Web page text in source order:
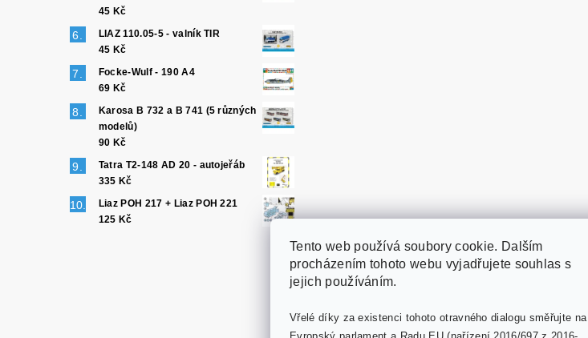
45 Kč
LIAZ 110.05-5 - valník TIR
45 Kč
Focke-Wulf - 190 A4
69 Kč
Karosa B 732 a B 741 (5 různých
modelů)
90 Kč
Tatra T2-148 AD 20 - autojeřáb
335 Kč
Liaz POH 217 + Liaz POH 221
125 Kč
PaperModel.cz
Tento web používá soubory cookie. Dalším
procházením tohoto webu vyjadřujete souhlas s
jejich používáním.
Vřelé díky za existenci tohoto otravného dialogu směřujte na